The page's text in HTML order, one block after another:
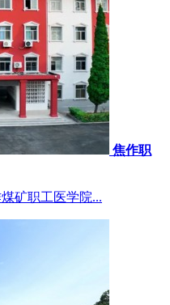
焦作职
矿职工医学院...